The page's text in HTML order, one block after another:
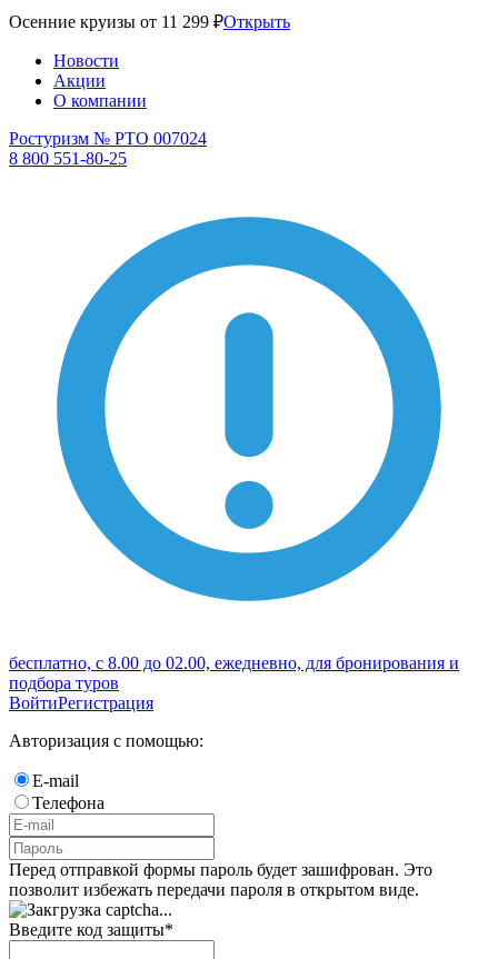
Осенние круизы от 11 299 ₽Открыть
Новости
Акции
О компании
Ростуризм № РТО 007024
8 800 551-80-25
бесплатно, с 8.00 до 02.00, ежедневно, для бронирования и
подбора туров
ВойтиРегистрация
Авторизация с помощью:
E-mail
Телефона
Перед отправкой формы пароль будет зашифрован. Это
позволит избежать передачи пароля в открытом виде.
Введите код защиты*